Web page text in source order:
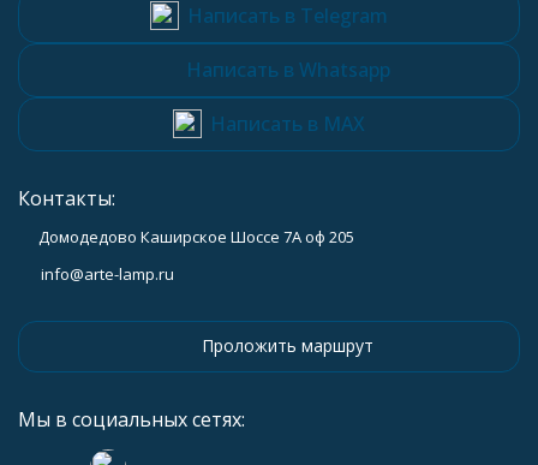
Написать в Telegram
Написать в Whatsapp
Написать в MAX
Контакты:
Домодедово Каширское Шоссе 7А оф 205
info@arte-lamp.ru
Проложить маршрут
Мы в социальных сетях: